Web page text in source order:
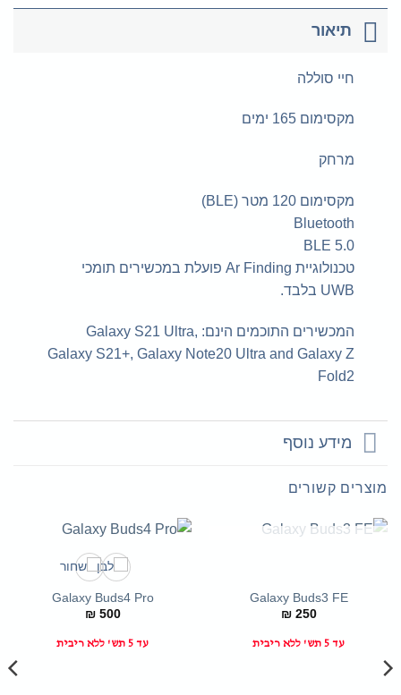
תיאור
חיי סוללה
מקסימום 165 ימים
מרחק
מקסימום 120 מטר (BLE)
Bluetooth
BLE 5.0
טכנולוגיית Ar Finding פועלת במכשירים תומכי
UWB בלבד.
המכשירים התוכמים הינם: Galaxy S21 Ultra,
Galaxy S21+, Galaxy Note20 Ultra and Galaxy Z
Fold2
מידע נוסף
מוצרים קשורים
Galaxy Buds3 FE
₪250
עד 5 תש' ללא ריבית
Galaxy Buds4 Pro
₪500
עד 5 תש' ללא ריבית